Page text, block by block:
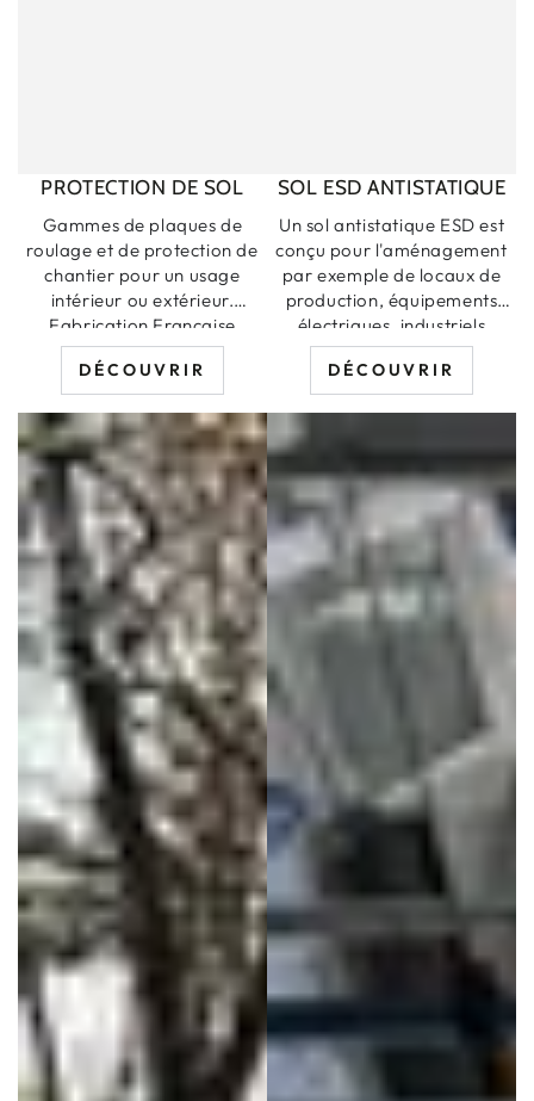
PROTECTION DE SOL
Gammes de plaques de
roulage et de protection de
chantier pour un usage
intérieur ou extérieur.
Fabrication Française
DÉCOUVRIR
SOL ESD ANTISTATIQUE
Un sol antistatique ESD est
conçu pour l'aménagement
par exemple de locaux de
production, équipements
électriques, industriels
électronique, entreprise
informatique, télécoms, etc.
DÉCOUVRIR